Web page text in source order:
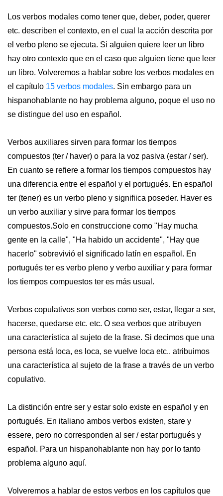
Los verbos modales como tener que, deber, poder, querer
etc. describen el contexto, en el cual la acción descrita por
el verbo pleno se ejecuta. Si alguien quiere leer un libro
hay otro contexto que en el caso que alguien tiene que leer
un libro. Volveremos a hablar sobre los verbos modales en
el capítulo 15 verbos modales. Sin embargo para un
hispanohablante no hay problema alguno, poque el uso no
se distingue del uso en español.
Verbos auxiliares sirven para formar los tiempos
compuestos (ter / haver) o para la voz pasiva (estar / ser).
En cuanto se refiere a formar los tiempos compuestos hay
una diferencia entre el español y el portugués. En español
ter (tener) es un verbo pleno y signifiica poseder. Haver es
un verbo auxiliar y sirve para formar los tiempos
compuestos.Solo en construccione como "Hay mucha
gente en la calle", "Ha habido un accidente", "Hay que
hacerlo" sobrevivió el significado latín en español. En
portugués ter es verbo pleno y verbo auxiliar y para formar
los tiempos compuestos ter es más usual.
Verbos copulativos son verbos como ser, estar, llegar a ser,
hacerse, quedarse etc. etc. O sea verbos que atribuyen
una característica al sujeto de la frase. Si decimos que una
persona está loca, es loca, se vuelve loca etc.. atribuimos
una característica al sujeto de la frase a través de un verbo
copulativo.
La distinción entre ser y estar solo existe en español y en
portugués. En italiano ambos verbos existen, stare y
essere, pero no corresponden al ser / estar portugués y
español. Para un hispanohablante non hay por lo tanto
problema alguno aquí.
Volveremos a hablar de estos verbos en los capítulos que